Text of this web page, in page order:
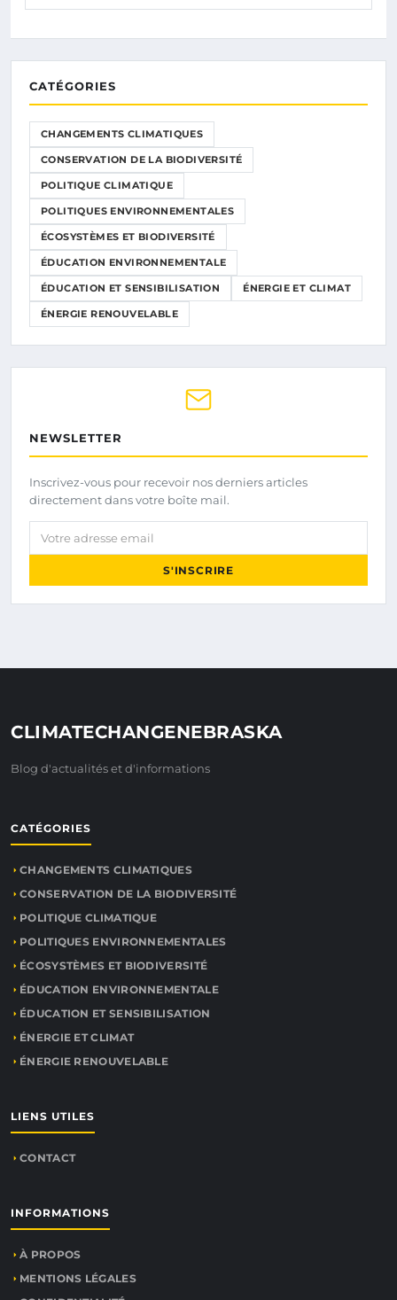
CATÉGORIES
CHANGEMENTS CLIMATIQUES
CONSERVATION DE LA BIODIVERSITÉ
POLITIQUE CLIMATIQUE
POLITIQUES ENVIRONNEMENTALES
ÉCOSYSTÈMES ET BIODIVERSITÉ
ÉDUCATION ENVIRONNEMENTALE
ÉDUCATION ET SENSIBILISATION ÉNERGIE ET CLIMAT
ÉNERGIE RENOUVELABLE
NEWSLETTER
Inscrivez-vous pour recevoir nos derniers articles
directement dans votre boîte mail.
Votre adresse email
S'INSCRIRE
CLIMATECHANGENEBRASKA
Blog d'actualités et d'informations
CATÉGORIES
CHANGEMENTS CLIMATIQUES
CONSERVATION DE LA BIODIVERSITÉ
POLITIQUE CLIMATIQUE
POLITIQUES ENVIRONNEMENTALES
ÉCOSYSTÈMES ET BIODIVERSITÉ
ÉDUCATION ENVIRONNEMENTALE
ÉDUCATION ET SENSIBILISATION
ÉNERGIE ET CLIMAT
ÉNERGIE RENOUVELABLE
LIENS UTILES
CONTACT
INFORMATIONS
À PROPOS
MENTIONS LÉGALES